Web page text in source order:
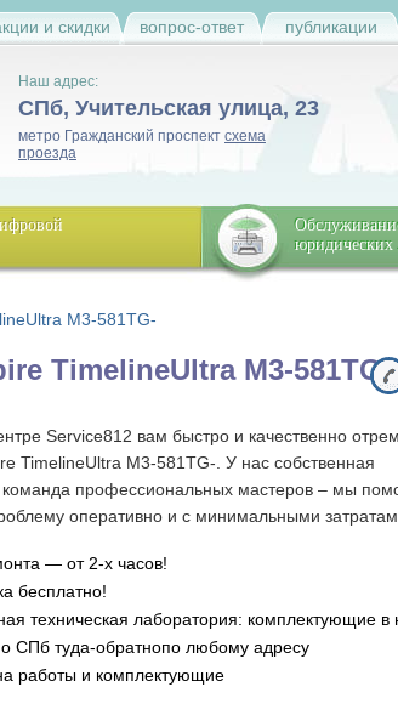
и скидки вопрос-ответ публикации
Наш адрес:
СПб, Учительская улица, 23
метро Гражданский проспект схема
проезда
юридических
M3-581TG-
TimelineUltra M3-581TG-
Service812 вам быстро и качественно
TimelineUltra M3-581TG-. У нас собственная
команда профессиональных мастеров – мы
оперативно и с минимальными
— от 2-х часов!
бесплатно!
техническая лаборатория: комплектующие в
СПб туда-обратнопо любому адресу
работы и комплектующие